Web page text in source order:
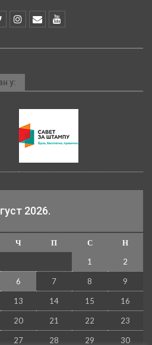
у:
2026.
Ч П С
Н
1
2
6 7 8 9
13 14 15 16
20 21 22 23
27 28 29 30